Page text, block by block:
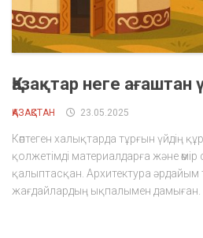
Қазақтар неге ағаштан
ҚАЗАҚСТАН 23.05.2025
Көптеген халықтарда тұрғын үйдің
қолжетімді материалдарға және
қалыптасқан. Архитектура әрдайым
жағдайлардың ықпалымен дамыған.